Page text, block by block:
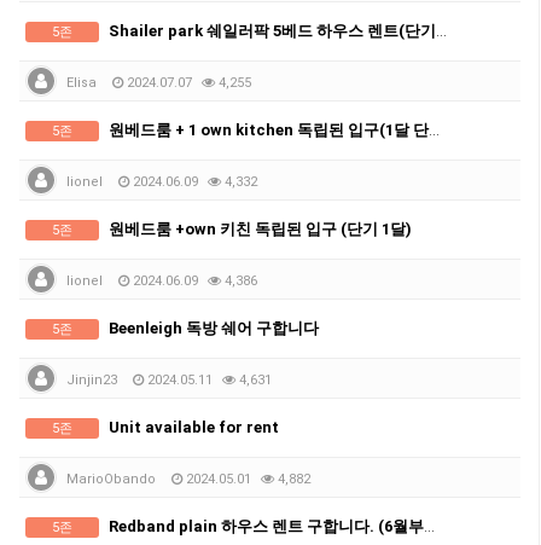
5존 Shailer park 쉐일러팍 5베드 하우스 렌트(단기가능)
Elisa 2024.07.07 4,255
5존 원베드룸 + 1 own kitchen 독립된 입구(1달 단기)
lionel 2024.06.09 4,332
5존 원베드룸 +own 키친 독립된 입구 (단기 1달)
lionel 2024.06.09 4,386
5존 Beenleigh 독방 쉐어 구합니다
Jinjin23 2024.05.11 4,631
5존 Unit available for rent
MarioObando 2024.05.01 4,882
5존 Redband plain 하우스 렌트 구합니다. (6월부터 가능)